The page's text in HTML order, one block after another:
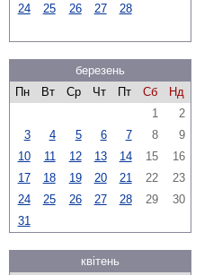
24
25 26 27 28
березень
Пн
Вт Ср Чт Пт Сб
Нд
1
2
3
4 5 6 7 8
9
10
11 12 13 14 15
16
17
18 19 20 21 22
23
24
25 26 27 28 29
30
31
квітень